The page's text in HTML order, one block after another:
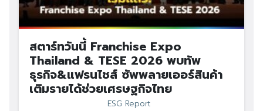
สตาร์ทวันนี้ Franchise Expo
Thailand & TESE 2026 พบทัพ
ธุรกิจ&แฟรนไชส์ ซัพพลายเออร์สินค้า
เติมรายได้ช่วยเศรษฐกิจไทย
ESG Report